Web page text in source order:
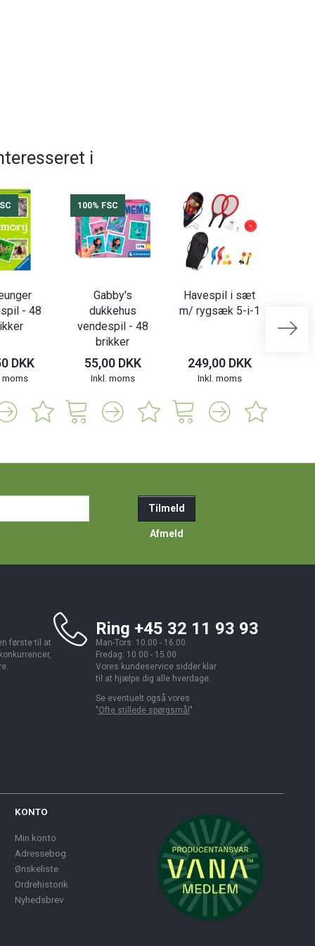
i
- 48
DKK
moms
100% FSC
Gabby's
dukkehus
vendespil - 48
brikker
55,00 DKK
Inkl. moms
Havespil i sæt
m/ rygsæk 5-i-1
249,00 DKK
Inkl. moms
Tilmeld
Afmeld
første til at
Ring +45 32 11 93 93
Man-Tors: 10.00 - 16.00
Fredag: 10.00 - 15.00
Vores kundeservice sidder klar
til at hjælpe dig alle hverdage.
Se eventuelt også vores
"Ofte stillede spørgsmål ".
KONTO
Min konto
Adressebog
Ønskeliste
Ordrehistorik
Nyhedsbrev